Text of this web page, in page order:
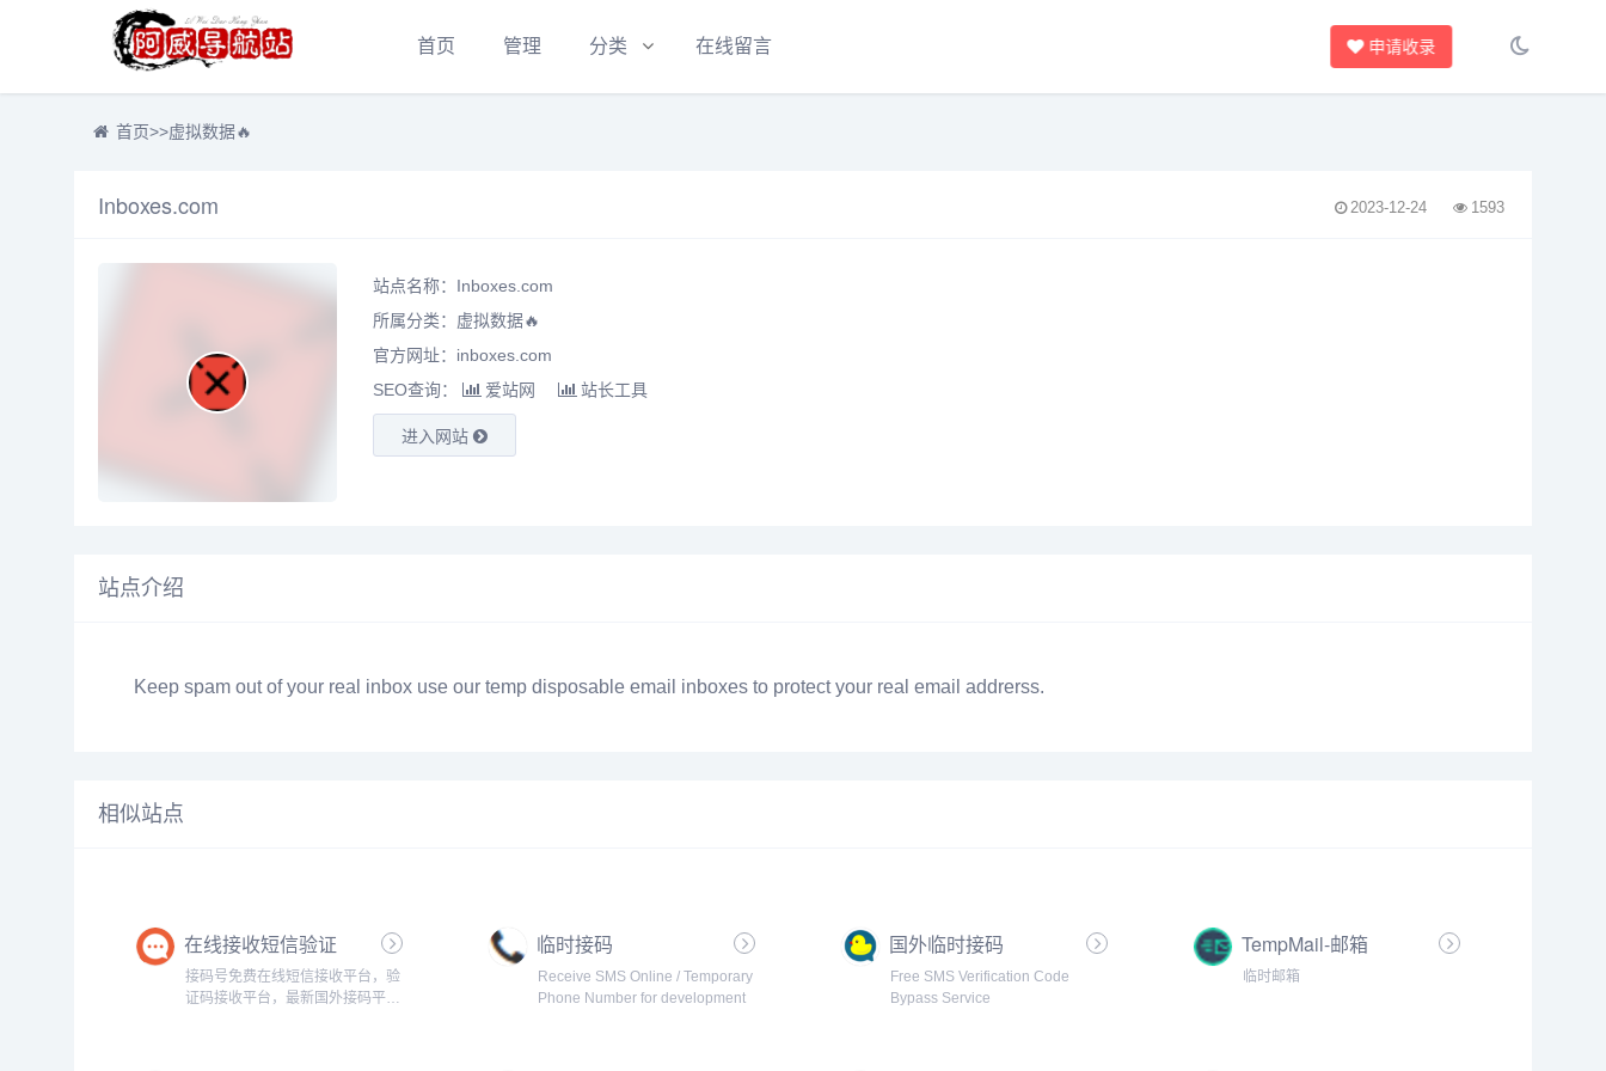
首页 管理 分类 在线留言 申请收录
首页>>虚拟数据🔥
Inboxes.com 2023-12-24 1593
站点名称：Inboxes.com
所属分类： 虚拟数据🔥
官方网址：inboxes.com
SEO查询：
爱站网 站长工具
进入网站
站点介绍
Keep spam out of your real inbox use our temp disposable email inboxes to protect your real email addrerss.
相似站点
在线接收短信验证
码，临时手机号，虚
拟电话号码
接码号免费在线短信接收平台，验
证码接收平台，最新国外接码平
临时接码
Receive SMS Online / Temporary
Phone Number for development
国外临时接码
Free SMS Verification Code
Bypass Service
TempMail-邮箱
临时邮箱